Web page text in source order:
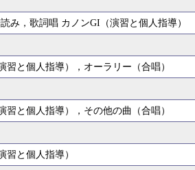
読み，歌詞唱 カノンGI（演習と個人指導）
習と個人指導），オーラリー（合唱）
習と個人指導），その他の曲（合唱）
習と個人指導）